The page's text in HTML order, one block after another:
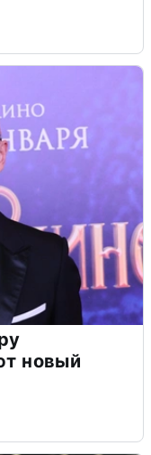
новый